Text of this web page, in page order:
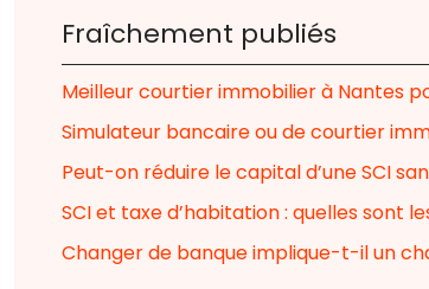
Fraîchement publiés
Meilleur courtier immobilier à Nantes
Simulateur bancaire ou de courtier
Peut-on réduire le capital d’une SCI
SCI et taxe d’habitation : quelles sont
Changer de banque implique-t-il un